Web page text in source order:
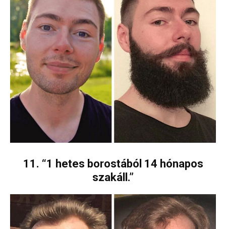
11. “1 hetes borostából 14 hónapos
szakáll.”